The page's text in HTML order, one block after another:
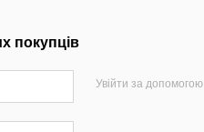
покупців
Увійти за допомогою